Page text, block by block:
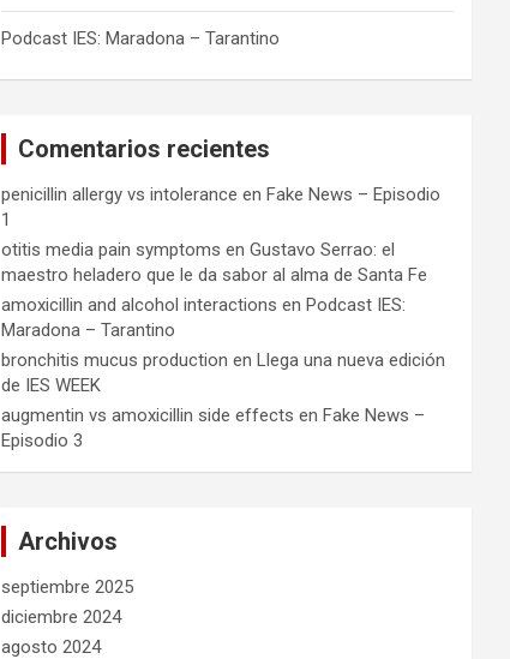
Podcast IES: Maradona – Tarantino
Comentarios recientes
penicillin allergy vs intolerance enFake News – Episodio
1
otitis media pain symptoms enGustavo Serrao: el
maestro heladero que le da sabor al alma de Santa Fe
amoxicillin and alcohol interactions enPodcast IES:
Maradona – Tarantino
bronchitis mucus production enLlega una nueva edición
de IES WEEK
augmentin vs amoxicillin side effects enFake News –
Episodio 3
Archivos
septiembre 2025
diciembre 2024
agosto 2024